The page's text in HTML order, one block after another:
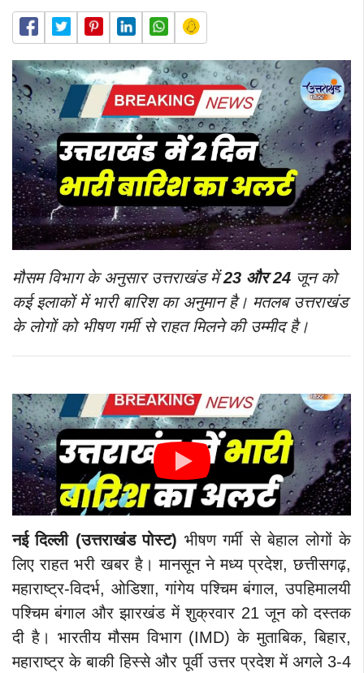
मौसम विभाग के अनुसार उत्तराखंड में23 और 24 जून को
कई इलाकों में भारी बारिश का अनुमान है। मतलब उत्तराखंड
के लोगों को भीषण गर्मी से राहत मिलने की उम्मीद है।
नई दिल्ली (उत्तराखंड पोस्ट) भीषण गर्मी से बेहाल लोगों के
लिए राहत भरी खबर है। मानसून ने मध्य प्रदेश, छत्तीसगढ़,
महाराष्ट्र-विदर्भ, ओडिशा, गांगेय पश्चिम बंगाल, उपहिमालयी
पश्चिम बंगाल और झारखंड में शुक्रवार 21 जून को दस्तक
दी है। भारतीय मौसम विभाग (IMD) के मुताबिक, बिहार,
महाराष्ट्र के बाकी हिस्से और पूर्वी उत्तर प्रदेश में अगले 3-4